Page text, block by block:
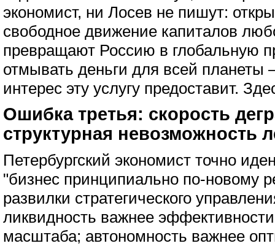
экономист, ни Лосев не пишут:
свободное движение капиталов
превращают Россию в глобальную
отмывать деньги для всей планеты
интерес эту услугу предоставит.
Ошибка третья: скорость
структурная невозможность
Петербургский экономист точно
"бизнес принципиально по-новому
развилки стратегического
ликвидность важнее
масштаба; автономность важнее